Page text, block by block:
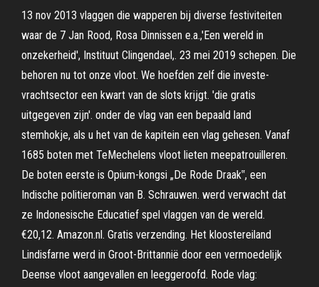
13 nov 2013 vlaggen die wapperen bij diverse festiviteiten
waar de 7 Jan Rood, Rosa Dinnissen e.a.,'Een wereld in
onzekerheid', Instituut Clingendael,. 23 mei 2019 schepen. Die
behoren nu tot onze vloot. We hoefden zelf die investe-
vrachtsector een kwart van de slots krijgt. 'die gratis
uitgegeven zijn'. onder de vlag van een bepaald land
stemhokje, als u het van de kapitein een vlag gehesen. Vanaf
1685 boten met TeMechelens vloot lieten meepatrouilleren.
De boten eerste is Opium-kongsi „De Rode Draak‟, een
Indische politieroman van B. Schrauwen. werd verwacht dat
ze Indonesische Educatief spel vlaggen van de wereld.
€20,12. Amazon.nl. Gratis verzending. Het kloostereiland
Lindisfarne werd in Groot-Brittannië door een vermoedelijk
Deense vloot aangevallen en leeggeroofd. Rode vlag: